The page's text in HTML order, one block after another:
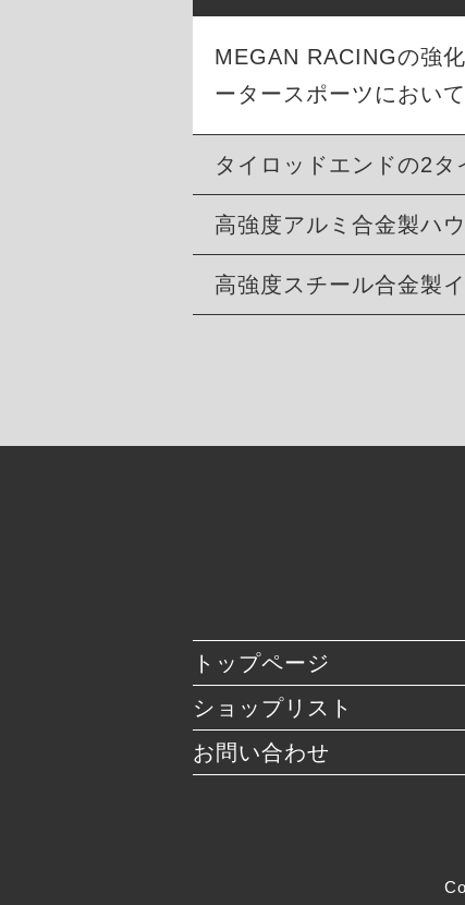
MEGAN RACINGの強
ータースポーツにおい
タイロッドエンドの2タ
高強度アルミ合金製ハ
高強度スチール合金製
トップページ
ショップリスト
お問い合わせ